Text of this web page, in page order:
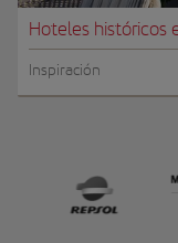
Hoteles históricos
Inspiración